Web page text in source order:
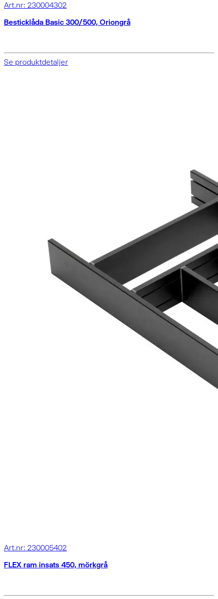
Art.nr: 230004302
Besticklåda Basic 300/500, Oriongrå
Se produktdetaljer
Art.nr: 230005402
FLEX ram insats 450, mörkgrå